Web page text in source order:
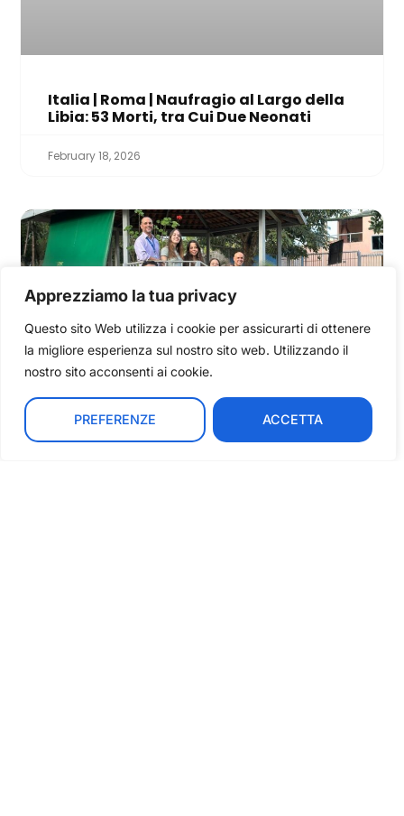
Apprezziamo la tua privacy
Questo sito Web utilizza i cookie per assicurarti di ottenere
la migliore esperienza sul nostro sito web. Utilizzando il
nostro sito acconsenti ai cookie.
PREFERENZE ACCETTA
Italia | Roma | Naufragio al Largo della
Libia: 53 Morti, tra Cui Due Neonati
February 18, 2026